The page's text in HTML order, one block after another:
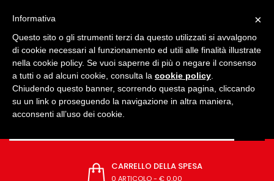
CARRELLO DELLA SPESA
0 ARTICOLO- € 0,00
×
Informativa
Questo sito o gli strumenti terzi da questo utilizzati si avvalgono
di cookie necessari al funzionamento ed utili alle finalità illustrate
nella cookie policy. Se vuoi saperne di più o negare il consenso
a tutti o ad alcuni cookie, consulta la cookie policy
Chiudendo questo banner, scorrendo questa pagina, cliccando
su un link o proseguendo la navigazione in altra maniera,
acconsenti all’uso dei cookie.